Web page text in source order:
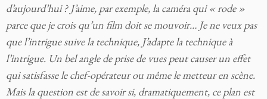
d’aujourd’hui ? J’aime, par exemple, la caméra qui « rode »
parce que je crois qu’un film doit se mouvoir… Je ne veux pas
que l’intrigue suive la technique, J’adapte la technique à
l’intrigue. Un bel angle de prise de vues peut causer un effet
qui satisfasse le chef-opérateur ou même le metteur en scène.
Mais la question est de savoir si, dramatiquement, ce plan est